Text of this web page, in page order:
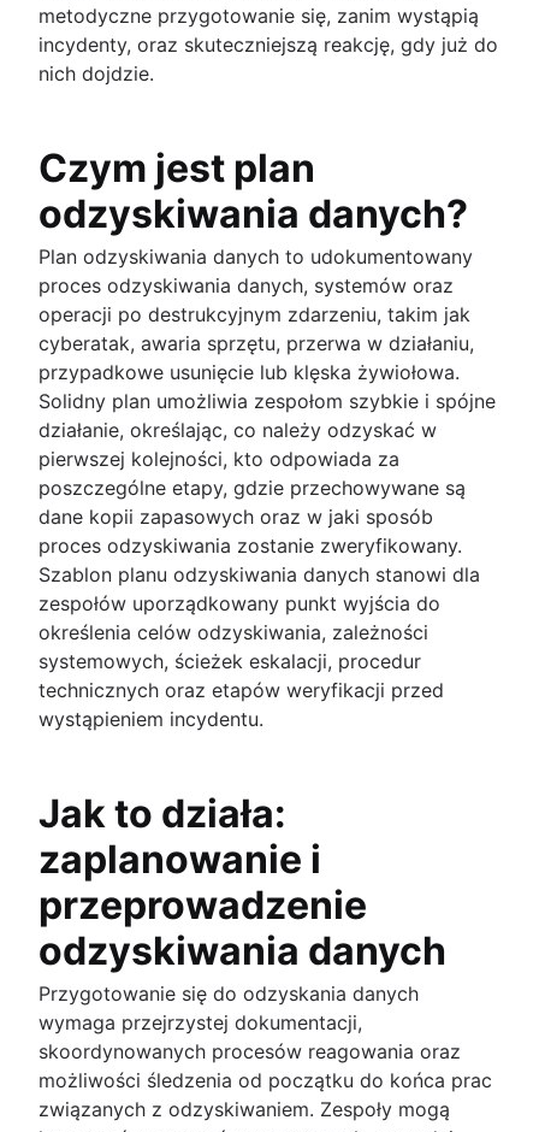
Zarządzanie IT
Przegląd
Szablon
Role i obowiązki
Proces
Zarządzanie zmianami
Przegląd
Najlepsze praktyki
Role i obowiązki
Rada doradcza ds. zmian
Typy zarządzania zmianami
Zarządzanie wiedzą
Przegląd
Czym jest baza wiedzy?
Czym jest obsługa skoncentrowana na wiedzy
(KCS)?
Samoobsługowe bazy wiedzy
Zarządzanie usługami Enterprise
Przegląd
Świadczenie usług HR i zarządzanie nimi
Najlepsze praktyki w zakresie automatyzacji
Trzy wskazówki dotyczące wdrażania dla ESM
Zrozumienie procesu offboardingu
Strategie zarządzania obsługą pracowników
9 najlepszych programów do wdrażania
pracowników
Platformy obsługi pracowników
Przepływ pracy onboardingu
Lista kontrolna wdrażania nowych
Dostarczanie usług IT
Oprogramowanie centrum wsparcia HR
Centrum obsługi HR
Automatyzacja HR
Usprawnienie procesów HR
Zarządzanie danymi
Model świadczenia usług HR
Zarządzanie wiedzą HR
Automatyzacja przepływów pracy HR
ITIL
Przegląd
Porównanie DevOps i ITIL
Przewodnik po strategii usług ITIL
Zmiana statusu usług ITIL
Ustawiczne doskonalenie usług
Operacje IT
Przegląd
Zarządzanie infrastrukturą IT
Infrastruktura sieciowa
Zarządzanie eksploatacją IT
Przegląd
Uaktualnienie systemu
Mapowanie usług
Mapowanie zależności aplikacji
Infrastruktura IT
IT Governance
metodyczne przygotowanie się, zanim wystąpią
incydenty, oraz skuteczniejszą reakcję, gdy już do
nich dojdzie.
Czym jest plan
odzyskiwania danych?
Plan odzyskiwania danych to udokumentowany
proces odzyskiwania danych, systemów oraz
operacji po destrukcyjnym zdarzeniu, takim jak
cyberatak, awaria sprzętu, przerwa w działaniu,
przypadkowe usunięcie lub klęska żywiołowa.
Solidny plan umożliwia zespołom szybkie i spójne
działanie, określając, co należy odzyskać w
pierwszej kolejności, kto odpowiada za
poszczególne etapy, gdzie przechowywane są
dane kopii zapasowych oraz w jaki sposób
proces odzyskiwania zostanie zweryfikowany.
Szablon planu odzyskiwania danych stanowi dla
zespołów uporządkowany punkt wyjścia do
określenia celów odzyskiwania, zależności
systemowych, ścieżek eskalacji, procedur
technicznych oraz etapów weryfikacji przed
wystąpieniem incydentu.
Jak to działa:
zaplanowanie i
przeprowadzenie
odzyskiwania danych
Przygotowanie się do odzyskania danych
wymaga przejrzystej dokumentacji,
skoordynowanych procesów reagowania oraz
możliwości śledzenia od początku do końca prac
związanych z odzyskiwaniem. Zespoły mogą